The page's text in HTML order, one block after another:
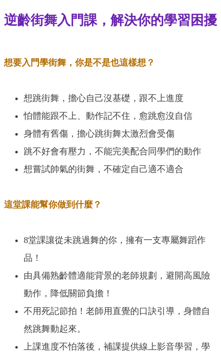
逆齡街舞入門課，解決你的學習困擾
想要入門學街舞，你是不是也這樣想？
想跳街舞，擔心自己沒基礎，跟不上進度
怕體能跟不上、動作記不住，愈跳愈沒自信
身體有舊傷，擔心跳街舞太激烈會受傷
跳不好會有壓力，不能完美配合同學們的動作
想嘗試帥氣的街舞，不確定自己適不適合
這堂課能幫你做到什麼？
8堂課讓從未跳過舞的你，擁有一支專屬舞蹈作
品！
由具備熟齡體適能背景的老師規劃，避開高風險
動作，降低關節負擔！
不用死記節拍！老師用直覺的口訣引導，身體自
然跳舞動起來。
上課進度不怕落後，補課提供線上影音學習，學